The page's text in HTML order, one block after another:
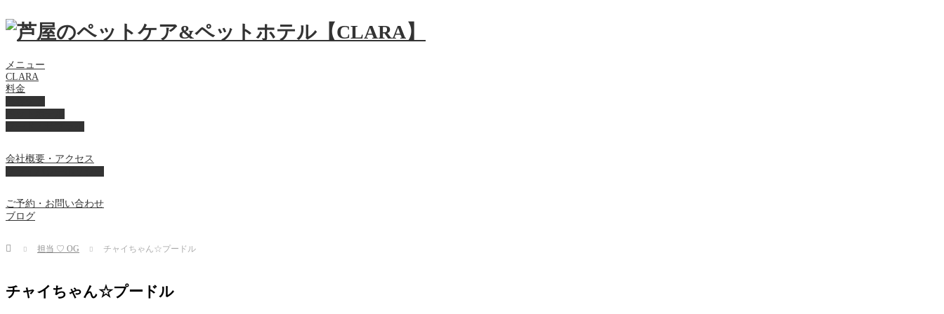
メニュー
CLARA
料金
会社概要・アクセス
ご予約・お問い合わせ
ブログ
Home 担当 ♡ OG チャイちゃん☆プードル
チャイちゃん☆プードル